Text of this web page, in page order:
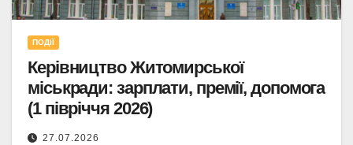
ПОДІЇ
Керівництво Житомирської
міськради: зарплати, премії, допомога
(1 півріччя 2026)
27.07.2026